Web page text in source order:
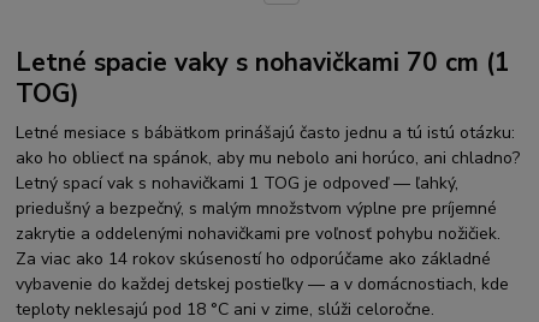
Letné spacie vaky s nohavičkami 70 cm (1
TOG)
Letné mesiace s bábätkom prinášajú často jednu a tú istú otázku:
ako ho obliecť na spánok, aby mu nebolo ani horúco, ani chladno?
Letný spací vak s nohavičkami 1 TOG je odpoveď — ľahký,
priedušný a bezpečný, s malým množstvom výplne pre príjemné
zakrytie a oddelenými nohavičkami pre voľnosť pohybu nožičiek.
Za viac ako 14 rokov skúseností ho odporúčame ako základné
vybavenie do každej detskej postieľky — a v domácnostiach, kde
teploty neklesajú pod 18 °C ani v zime, slúži celoročne.